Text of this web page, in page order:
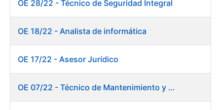
OE 28/22 - Técnico de Seguridad Integral
OE 18/22 - Analista de informática
OE 17/22 - Asesor Jurídico
OE 07/22 - Técnico de Mantenimiento y Aplicaciones Industriales